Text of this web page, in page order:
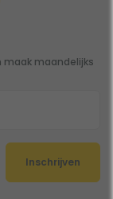
maak maandelijks
Inschrijven